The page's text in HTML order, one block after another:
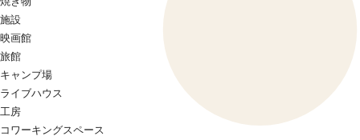
施設
映画館
旅館
キャンプ場
ライブハウス
工房
コワーキングスペース